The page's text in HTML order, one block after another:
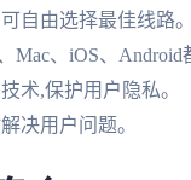
自由选择最佳线路。
Mac、iOS、Android
术,保护用户隐私。
决用户问题。